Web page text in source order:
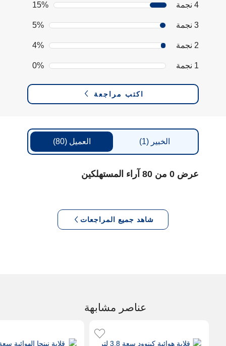
4 نجمة 15%
3 نجمة 5%
2 نجمة 4%
1 نجمة 0%
اكتب مراجعة
العميل(80) الخبير(1)
عرض 0 من 80 آراء المستهلكين
شاهد جميع المراجعات
عناصر مشابهة